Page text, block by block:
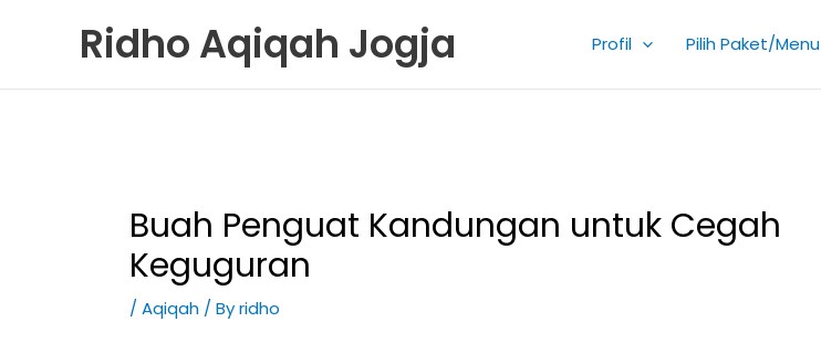
Ridho Aqiqah Jogja Profil Pilih Paket/Menu
Buah Penguat Kandungan untuk Cegah
Keguguran
/ Aqiqah / Byridho